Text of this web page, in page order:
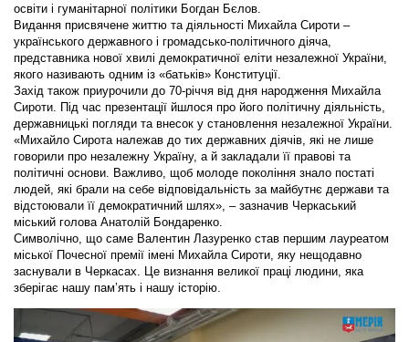
освіти і гуманітарної політики Богдан Бєлов.
Видання присвячене життю та діяльності Михайла Сироти –
українського державного і громадсько-політичного діяча,
представника нової хвилі демократичної еліти незалежної України,
якого називають одним із «батьків» Конституції.
Захід також приурочили до 70-річчя від дня народження Михайла
Сироти. Під час презентації йшлося про його політичну діяльність,
державницькі погляди та внесок у становлення незалежної України.
«Михайло Сирота належав до тих державних діячів, які не лише
говорили про незалежну Україну, а й закладали її правові та
політичні основи. Важливо, щоб молоде покоління знало постаті
людей, які брали на себе відповідальність за майбутнє держави та
відстоювали її демократичний шлях», – зазначив Черкаський
міський голова Анатолій Бондаренко.
Символічно, що саме Валентин Лазуренко став першим лауреатом
міської Почесної премії імені Михайла Сироти, яку нещодавно
заснували в Черкасах. Це визнання великої праці людини, яка
зберігає нашу пам’ять і нашу історію.